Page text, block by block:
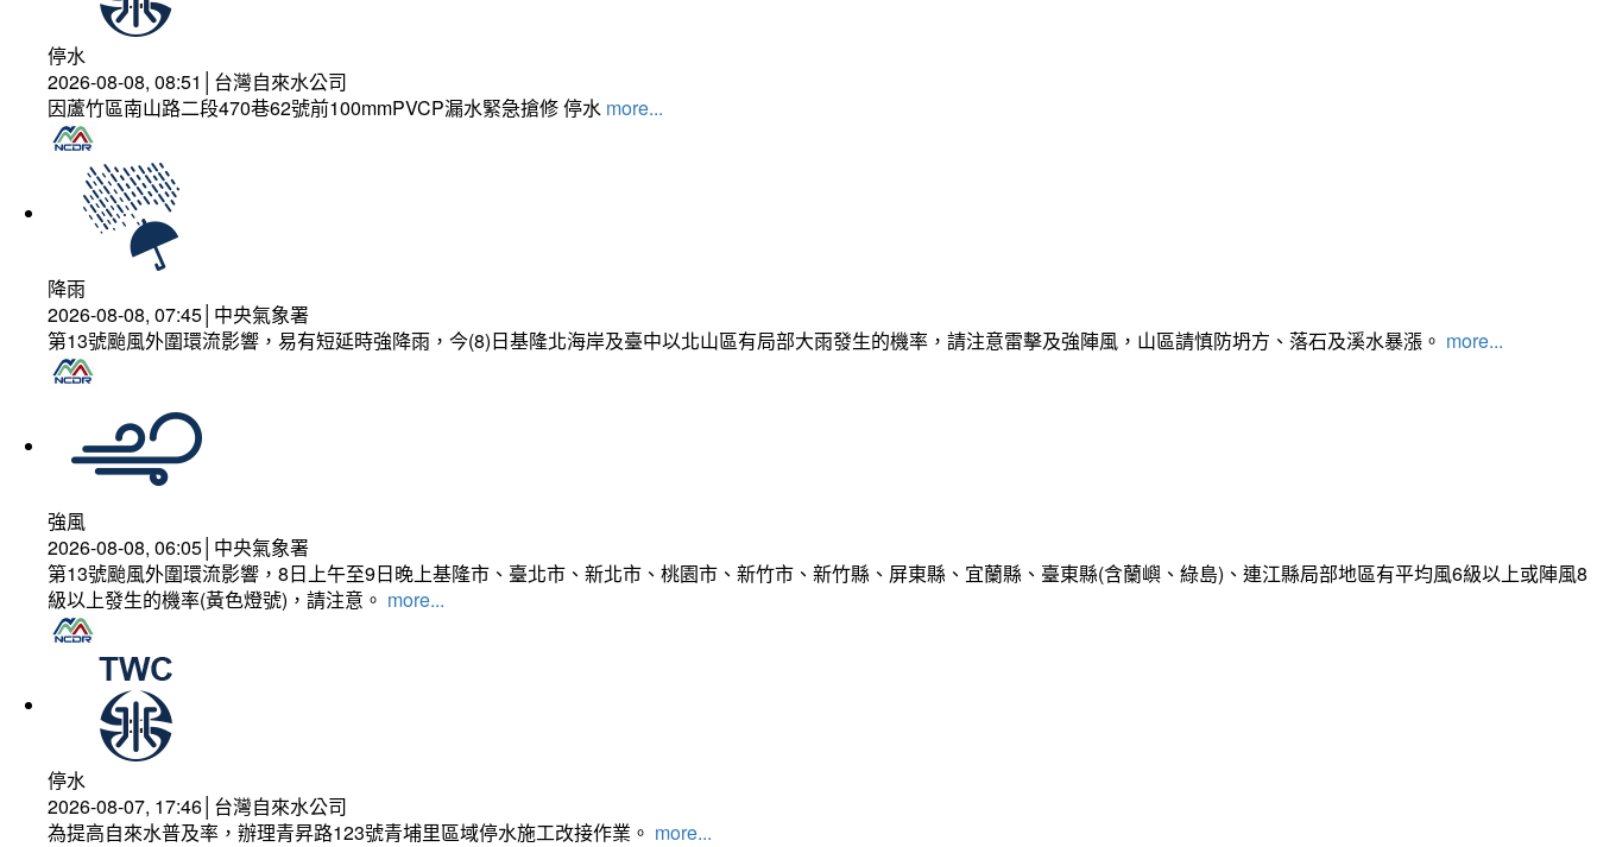
停水
2026-08-08, 08:51│台灣自來水公司
因蘆竹區南山路二段470巷62號前100mmPVCP漏水緊急搶修 停水 more...
降雨
2026-08-08, 07:45│中央氣象署
第13號颱風外圍環流影響，易有短延時強降雨，今(8)日基隆北海岸及臺中以北山區有局部大雨發生的機率，請注意雷擊及強陣風，山區請慎防坍方、落石及溪水暴漲。 more...
強風
2026-08-08, 06:05│中央氣象署
第13號颱風外圍環流影響，8日上午至9日晚上基隆市、臺北市、新北市、桃園市、新竹市、新竹縣、屏東縣、宜蘭縣、臺東縣(含蘭嶼、綠島)、連江縣局部地區有平均風6級以上或陣風8
級以上發生的機率(黃色燈號)，請注意。 more...
停水
2026-08-07, 17:46│台灣自來水公司
為提高自來水普及率，辦理青昇路123號青埔里區域停水施工改接作業。 more...